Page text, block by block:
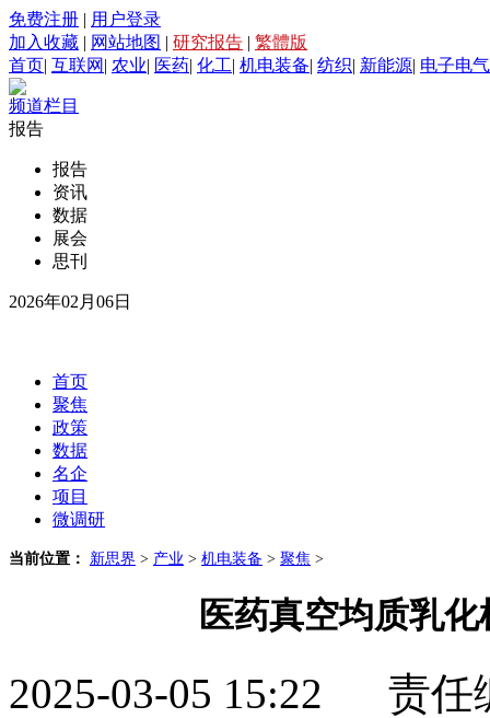
免费注册 | 用户登录
加入收藏 | 网站地图 | 研究报告 | 繁體版
首页| 互联网 | 农业| 医药| 化工| 机电装备| 纺织| 新能源| 电子电气
频道栏目
报告
报告
资讯
数据
展会
思刊
2026年02月06日
首页
聚焦
政策
数据
名企
项目
微调研
当前位置： 新思界 > 产业 > 机电装备 > 聚焦 >
医药真空均质乳
2025-03-05 15:22 责